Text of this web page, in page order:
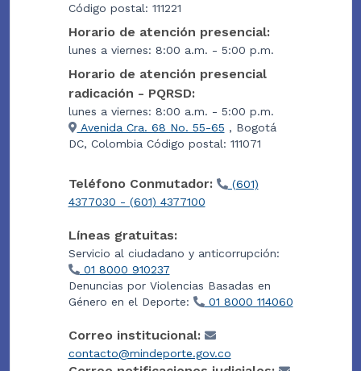
Código postal: 111221
Horario de atención presencial:
lunes a viernes: 8:00 a.m. - 5:00 p.m.
Horario de atención presencial
radicación - PQRSD:
lunes a viernes: 8:00 a.m. - 5:00 p.m.
Avenida Cra. 68 No. 55-65 , Bogotá
DC, Colombia Código postal: 111071
Teléfono Conmutador:
(601)
4377030 - (601) 4377100
Líneas gratuitas:
Servicio al ciudadano y anticorrupción:
01 8000 910237
Denuncias por Violencias Basadas en
Género en el Deporte:
01 8000 114060
Correo institucional:
contacto@mindeporte.gov.co